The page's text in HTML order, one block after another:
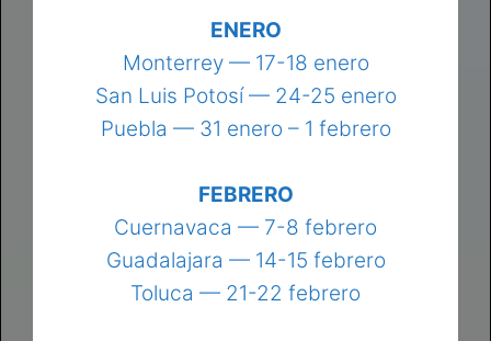
ENERO
Monterrey — 17-18 enero
San Luis Potosí — 24-25 enero
Puebla — 31 enero – 1 febrero
FEBRERO
Cuernavaca — 7-8 febrero
Guadalajara — 14-15 febrero
Toluca — 21-22 febrero